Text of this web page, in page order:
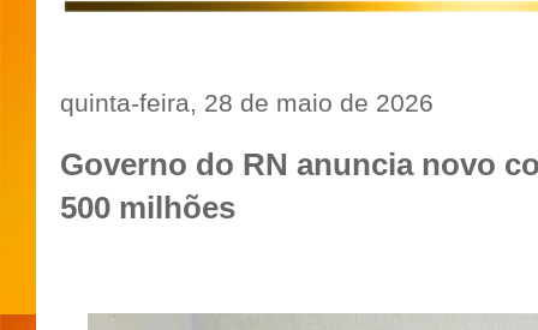
quinta-feira, 28 de maio de 2026
Governo do RN anuncia novo
500 milhões